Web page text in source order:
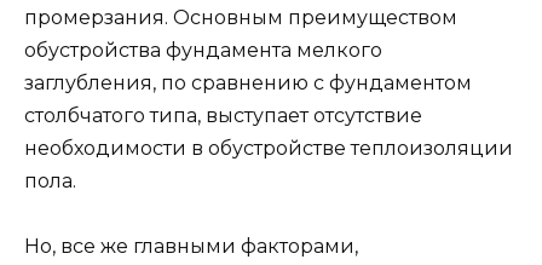
промерзания. Основным преимуществом
обустройства фундамента мелкого
заглубления, по сравнению с фундаментом
столбчатого типа, выступает отсутствие
необходимости в обустройстве теплоизоляции
пола.
Но, все же главными факторами,